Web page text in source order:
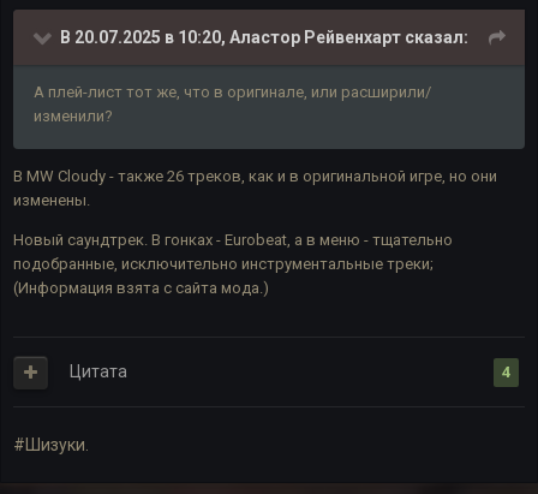
В 20.07.2025 в 10:20, Аластор Рейвенхарт сказал:
А плей-лист тот же, что в оригинале, или расширили/
изменили?
В MW Cloudy - также 26 треков, как и в оригинальной игре, но они
изменены.
Новый саундтрек. В гонках - Eurobeat, а в меню - тщательно
подобранные, исключительно инструментальные треки;
(Информация взята с сайта мода.)
4
Цитата
#Шизуки.